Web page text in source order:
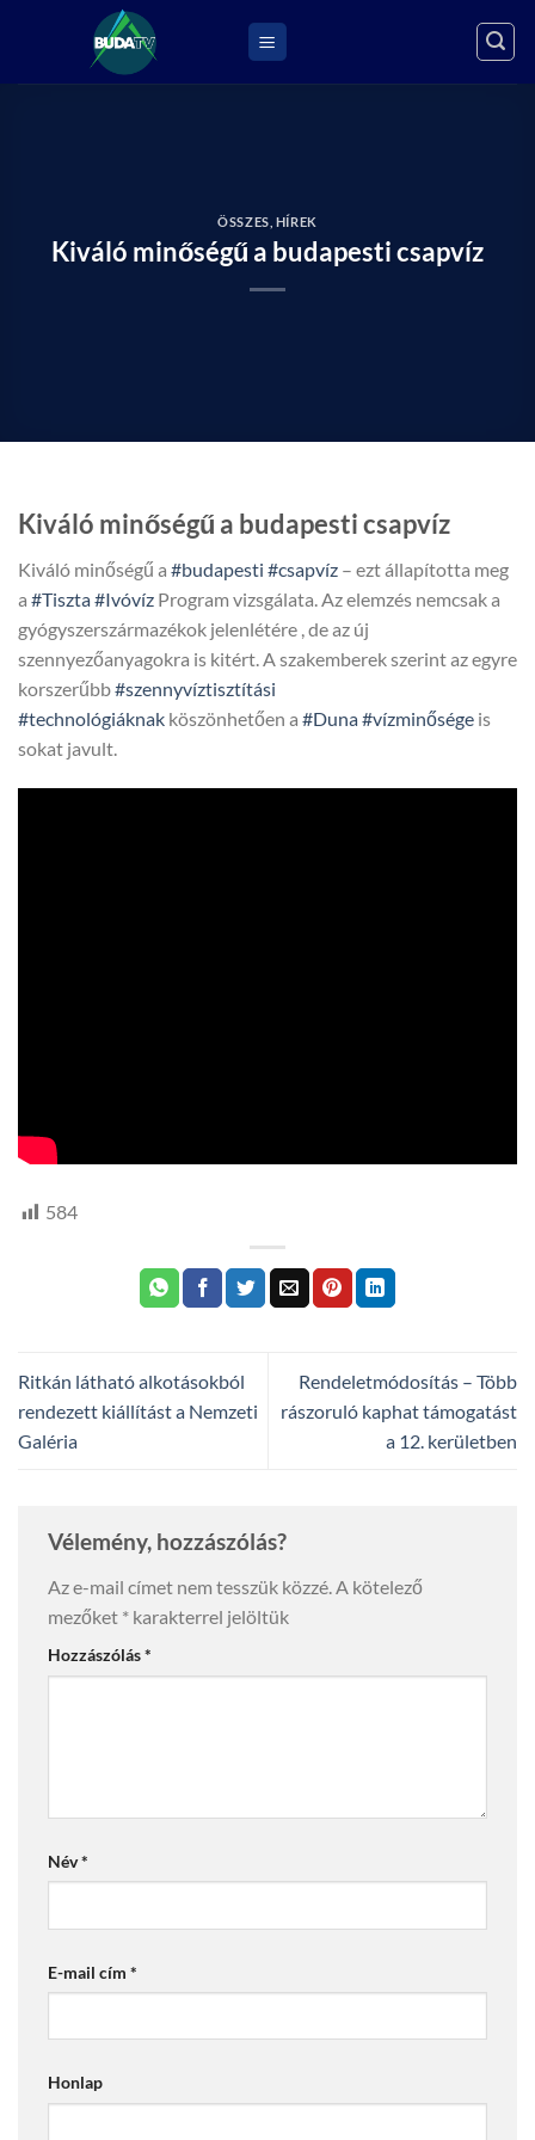
ÖSSZES HÍREK
Kiváló minőségű a budapesti csapvíz
Kiváló minőségű a budapesti csapvíz
Kiváló minőségű a #budapesti #csapvíz – ezt állapította meg
a #Tiszta#Ivóvíz Program vizsgálata. Az elemzés nemcsak a
gyógyszerszármazékok jelenlétére , de az új
szennyezőanyagokra is kitért. A szakemberek szerint az egyre
korszerűbb#szennyvíztisztítási
#technológiáknak köszönhetően a #Duna#vízminősége is
sokat javult.
584
Ritkán látható alkotásokból
rendezett kiállítást a Nemzeti
Galéria
Rendeletmódosítás – Több
rászoruló kaphat támogatást
a 12. kerületben
Vélemény, hozzászólás?
Az e-mail címet nem tesszük közzé.A kötelező
mezőket * karakterrel jelöltük
Hozzászólás*
Név*
E-mail cím *
Honlap